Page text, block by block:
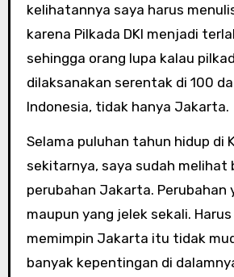
kelihatannya saya harus
karena Pilkada DKI menjadi
sehingga orang lupa kalau
dilaksanakan serentak di 100
Indonesia, tidak hanya Jakarta.
Selama puluhan tahun hidup di
sekitarnya, saya sudah melihat
perubahan Jakarta. Perubahan
maupun yang jelek sekali.
memimpin Jakarta itu tidak
banyak kepentingan di